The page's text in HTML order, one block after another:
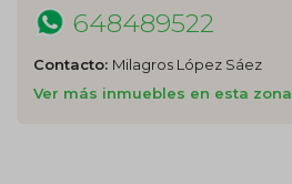
648489522
Contacto: Milagros López Sáez
Ver más inmuebles en esta zona